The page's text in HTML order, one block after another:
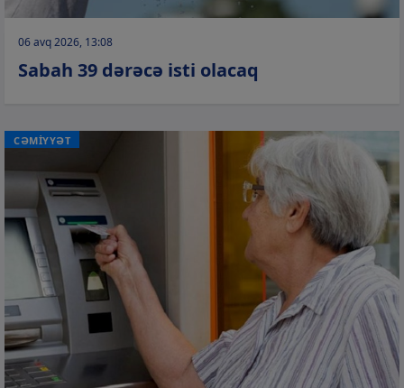
06 avq 2026, 13:08
Sabah 39 dərəcə isti olacaq
CƏMİYYƏT